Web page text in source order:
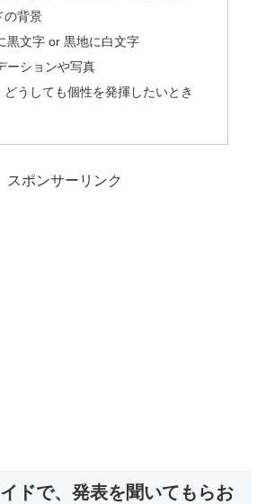
の背景
黒文字 or 黒地に白文字
ーションや写真
どうしても個性を発揮したいとき
スポンサーリンク
ドで、発表を聞いてもらお